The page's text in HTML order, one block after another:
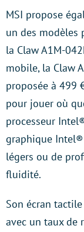
MSI propose
un des modèles
la Claw A1M-
mobile, la Claw
proposée à 499
pour jouer où
processeur
graphique
légers ou de
fluidité.
Son écran
avec un taux de